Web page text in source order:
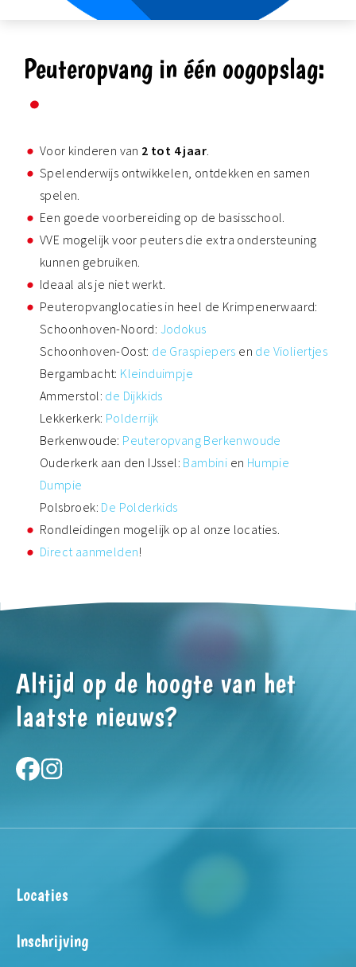
Peuteropvang in één oogopslag:
Voor kinderen van 2 tot 4 jaar.
Spelenderwijs ontwikkelen, ontdekken en samen
spelen.
Een goede voorbereiding op de basisschool.
VVE mogelijk voor peuters die extra ondersteuning
kunnen gebruiken.
Ideaal als je niet werkt.
Peuteropvanglocaties in heel de Krimpenerwaard:
Schoonhoven-Noord: Jodokus
Schoonhoven-Oost: de Graspiepers en de Violiertjes
Bergambacht: Kleinduimpje
Ammerstol: de Dijkkids
Lekkerkerk: Polderrijk
Berkenwoude: Peuteropvang Berkenwoude
Ouderkerk aan den IJssel: Bambini en Humpie
Dumpie
Polsbroek: De Polderkids
Rondleidingen mogelijk op al onze locaties.
Direct aanmelden!
Altijd op de hoogte van het
laatste nieuws?
Locaties
Inschrijving